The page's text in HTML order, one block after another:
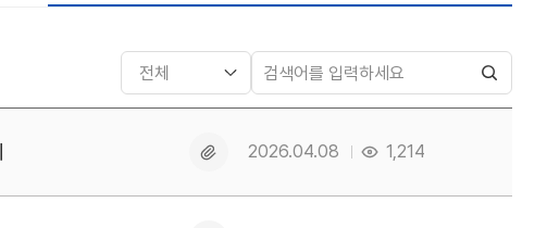
검
색
파
2026.04.08 1,214